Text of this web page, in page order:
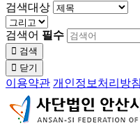
검색대상
검색어 필수
검색
닫기
이용약관 개인정보처리방침